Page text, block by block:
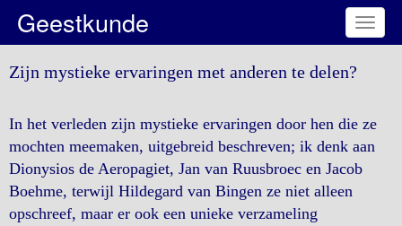
Toggle
Geestkunde
Zijn mystieke ervaringen met anderen te delen?
In het verleden zijn mystieke ervaringen door hen die ze
mochten meemaken, uitgebreid beschreven; ik denk aan
Dionysios de Aeropagiet, Jan van Ruusbroec en Jacob
Boehme, terwijl Hildegard van Bingen ze niet alleen
opschreef, maar er ook een unieke verzameling